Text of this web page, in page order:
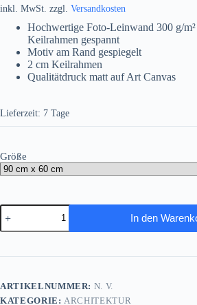
inkl. MwSt. zzgl. Versandkosten
Hochwertige Foto-Leinwand 300 g/
Keilrahmen gespannt
Motiv am Rand gespiegelt
2 cm Keilrahmen
Qualitätdruck matt auf Art Canvas
Lieferzeit: 7 Tage
Größe
Venedig,
auf
Leinwand,
Ölgemälde,
Menge
In den
ARTIKELNUMMER: N. V.
KATEGORIE: ARCHITEKTUR